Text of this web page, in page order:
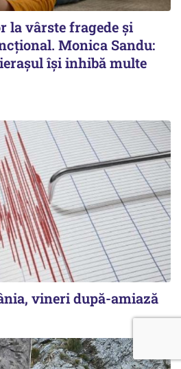
la vârste fragede și
Monica Sandu:
își inhibă multe
vineri după-amiază